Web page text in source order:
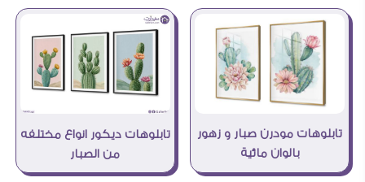
تابلوهات مودرن صبار و زهور
بالوان مائية
تابلوهات ديكور انواع مختلفه
من الصبار